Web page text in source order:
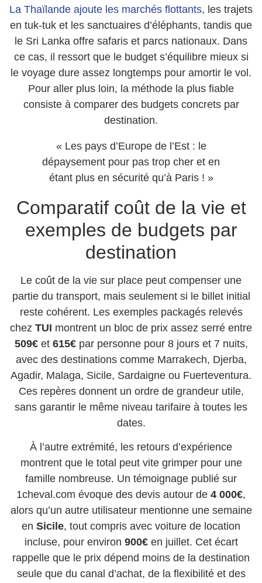
La Thaïlande ajoute les marchés flottants, les trajets
en tuk-tuk et les sanctuaires d’éléphants, tandis que
le Sri Lanka offre safaris et parcs nationaux. Dans
ce cas, il ressort que le budget s’équilibre mieux si
le voyage dure assez longtemps pour amortir le vol.
Pour aller plus loin, la méthode la plus fiable
consiste à comparer des budgets concrets par
destination.
« Les pays d’Europe de l’Est : le
dépaysement pour pas trop cher et en
étant plus en sécurité qu’à Paris ! »
Comparatif coût de la vie et
exemples de budgets par
destination
Le coût de la vie sur place peut compenser une
partie du transport, mais seulement si le billet initial
reste cohérent. Les exemples packagés relevés
chez TUI montrent un bloc de prix assez serré entre
509€et 615€par personne pour 8 jours et 7 nuits,
avec des destinations comme Marrakech, Djerba,
Agadir, Malaga, Sicile, Sardaigne ou Fuerteventura.
Ces repères donnent un ordre de grandeur utile,
sans garantir le même niveau tarifaire à toutes les
dates.
À l’autre extrémité, les retours d’expérience
montrent que le total peut vite grimper pour une
famille nombreuse. Un témoignage publié sur
1cheval.com évoque des devis autour de 4 000€,
alors qu’un autre utilisateur mentionne une semaine
en Sicile, tout compris avec voiture de location
incluse, pour environ 900€en juillet. Cet écart
rappelle que le prix dépend moins de la destination
seule que du canal d’achat, de la flexibilité et des